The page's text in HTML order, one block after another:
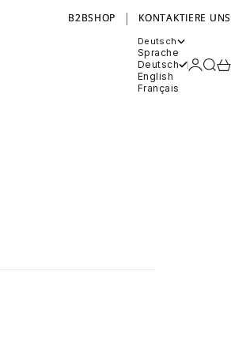
B2BSHOP | KONTAKTIERE UNS
Deutsch
Sprache
Deutsch
English
Français